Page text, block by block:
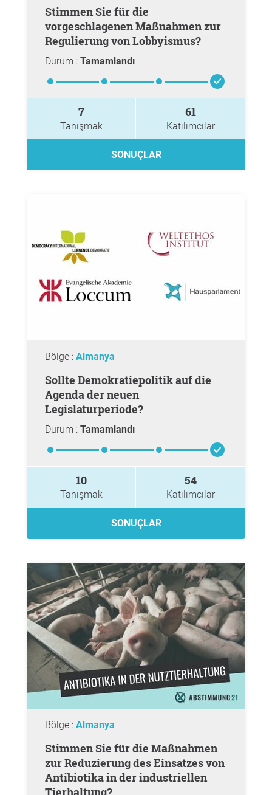
Stimmen Sie für die
vorgeschlagenen Maßnahmen zur
Regulierung von Lobbyismus?
Durum : Tamamlandı
7
Tanışmak
61
Katılımcılar
SONUÇLAR
Bölge : Almanya
Sollte Demokratiepolitik auf die
Agenda der neuen
Legislaturperiode?
Durum : Tamamlandı
10
Tanışmak
54
Katılımcılar
SONUÇLAR
Bölge : Almanya
Stimmen Sie für die Maßnahmen
zur Reduzierung des Einsatzes von
Antibiotika in der industriellen
Tierhaltung?